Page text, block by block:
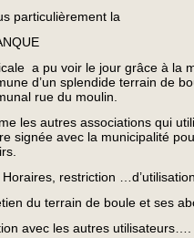
particulièrement la
a pu voir le jour grâce à la
d’un splendide terrain de
rue du moulin.
les autres associations qui
signée avec la municipalité
Horaires, restriction
du terrain de boule et ses
avec les autres utilisateurs….